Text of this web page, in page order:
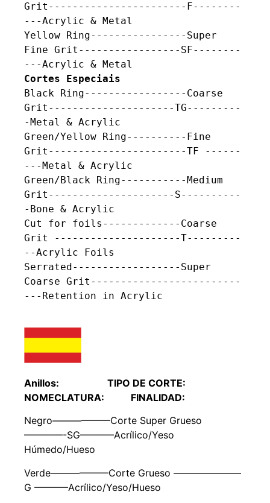
Grit-----------------------F--------
---Acrylic & Metal
Yellow Ring----------------Super
Fine Grit-----------------SF--------
Cortes Especiais
Black Ring-----------------Coarse
Grit---------------------TG---------
-Metal & Acrylic
Green/Yellow Ring----------Fine
Grit-----------------------TF ------
---Metal & Acrylic
Green/Black Ring-----------Medium
Grit---------------------S----------
-Bone & Acrylic
Cut for foils-------------Coarse
Grit ---------------------T---------
--Acrylic Foils
Serrated------------------Super
Coarse Grit-------------------------
---Retention in Acrylic
Anillos: TIPO DE CORTE:
NOMECLATURA: FINALIDAD:
Negro——————Corte Super Grueso
————-SG———–Acrílico/Yeso
Húmedo/Hueso
Verde——————Corte Grueso ———————
G ———–Acrílico/Yeso/Hueso